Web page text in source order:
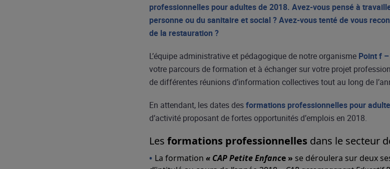
professionnelles pour adultes de 2018. Avez-vous pensé à
personne ou du sanitaire et social ? Avez-vous tenté de vous
de la restauration ?
L’équipe administrative et pédagogique de notre organisme Point f
votre parcours de formation et à échanger sur votre projet
de différentes réunions d’information collectives tout au long de
En attendant, les dates desformations professionnelles pour
d’activité proposant de fortes opportunités d’emplois en 2018.
Les formations professionnelles dans le secteur
La formation « CAP Petite Enfance » se déroulera sur deux